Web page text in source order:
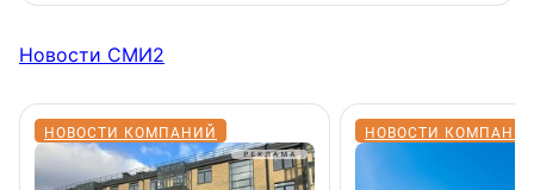
Новости СМИ2
НОВОСТИ КОМПАНИЙ НОВОСТИ